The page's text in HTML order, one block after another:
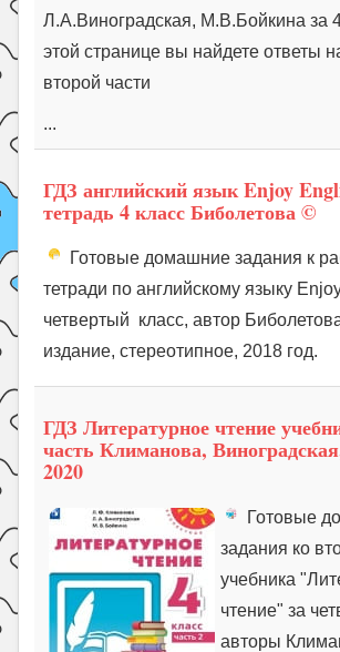
Л.А.Виноградская, М.В.Бойкина за
этой странице вы найдете ответы
второй части
...
ГДЗ английский язык Enjoy
тетрадь 4 класс Биболетова ©
Готовые домашние задания к
тетради по английскому языку
четвертый класс, автор
издание, стереотипное, 2018 год.
ГДЗ Литературное чтение
часть Климанова,
2020
Готовые
задания ко
учебника
чтение" за
авторы